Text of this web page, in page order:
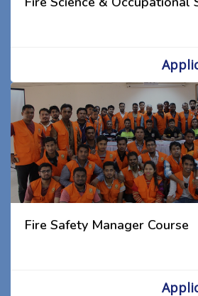
Fire Safety Manager Course